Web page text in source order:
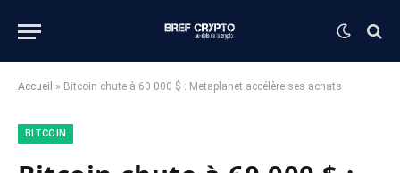
Accueil » Bitcoin chute à 60 000 $ : Metaplanet accélère ses achats
BITCOIN